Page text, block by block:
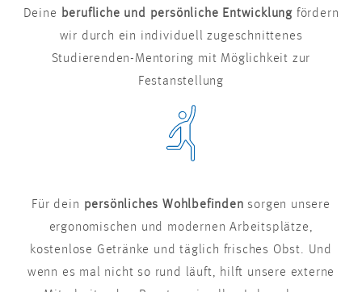
Deine berufliche und persönliche Entwicklungfördern
wir durch ein individuell zugeschnittenes
Studierenden-Mentoring mit Möglichkeit zur
Festanstellung
Für dein persönliches Wohlbefinden sorgen unsere
ergonomischen und modernen Arbeitsplätze,
kostenlose Getränke und täglich frisches Obst. Und
wenn es mal nicht so rund läuft, hilft unsere externe